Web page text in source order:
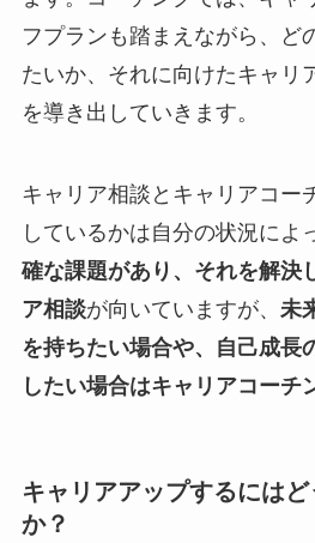
フプランも踏まえながら、ど
たいか、それに向けたキャリ
を導き出していきます。
キャリア相談とキャリアコー
しているかは自分の状況によ
確な課題があり、それを解決
ア相談が向いていますが、 未
を持ちたい場合や、自己成長
したい場合はキャリアコーチ
キャリアアップするには
か？